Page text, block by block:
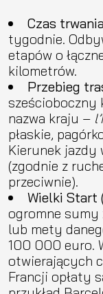
Czas
tygodnie.
etapów o
kilometrów.
Przebieg
sześcioboczny
nazwa kraju –
płaskie,
Kierunek jazdy
(zgodnie z
przeciwnie).
Wielki Start
ogromne sumy
lub mety
100 000 euro.
otwierających
Francji opłaty